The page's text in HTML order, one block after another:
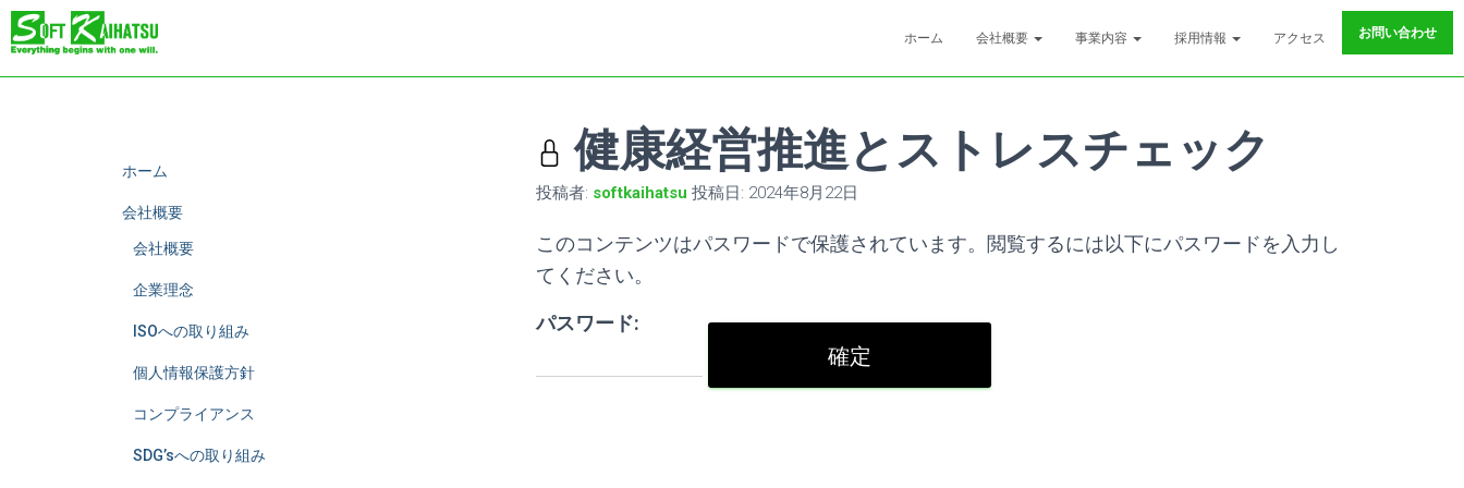
ホーム 会社概要 事業内容 採用情報 アクセス お問い合わせ
ホーム
会社概要
会社概要
企業理念
ISOへの取り組み
個人情報保護方針
コンプライアンス
SDG’sへの取り組み
健康経営推進とストレスチェック
投稿者: softkaihatsu 投稿日: 2024年8月22日
このコンテンツはパスワードで保護されています。閲覧するには以下にパスワードを入力し
てください。
パスワード: